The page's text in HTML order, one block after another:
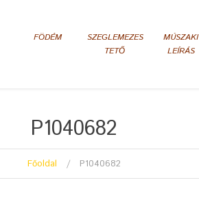
FÖDÉM
SZEGLEMEZES
TETŐ
MÚSZAKI
LEÍRÁS
P1040682
Főoldal P1040682